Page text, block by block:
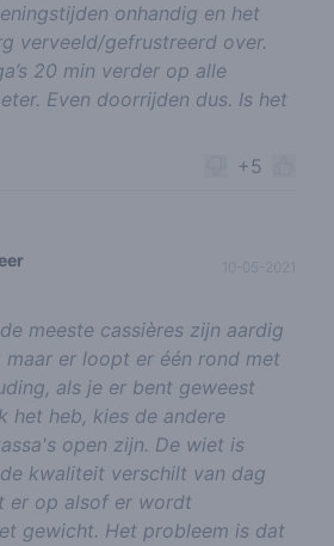
onhandig en het
verveeld/gefrustreerd over.
20 min verder op alle
Even doorrijden dus. Is het
+5
meeste cassières zijn aardig
er loopt er één rond met
als je er bent geweest
het heb, kies de andere
open zijn. De wiet is
kwaliteit verschilt van dag
er op alsof er wordt
gewicht. Het probleem is dat